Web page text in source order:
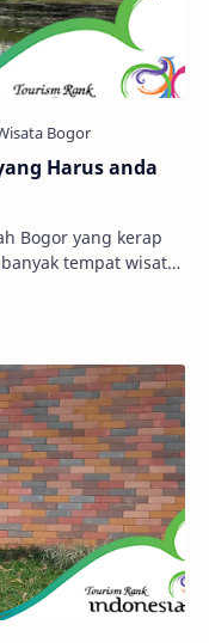
Harus anda
Bogor yang kerap
tempat wisata